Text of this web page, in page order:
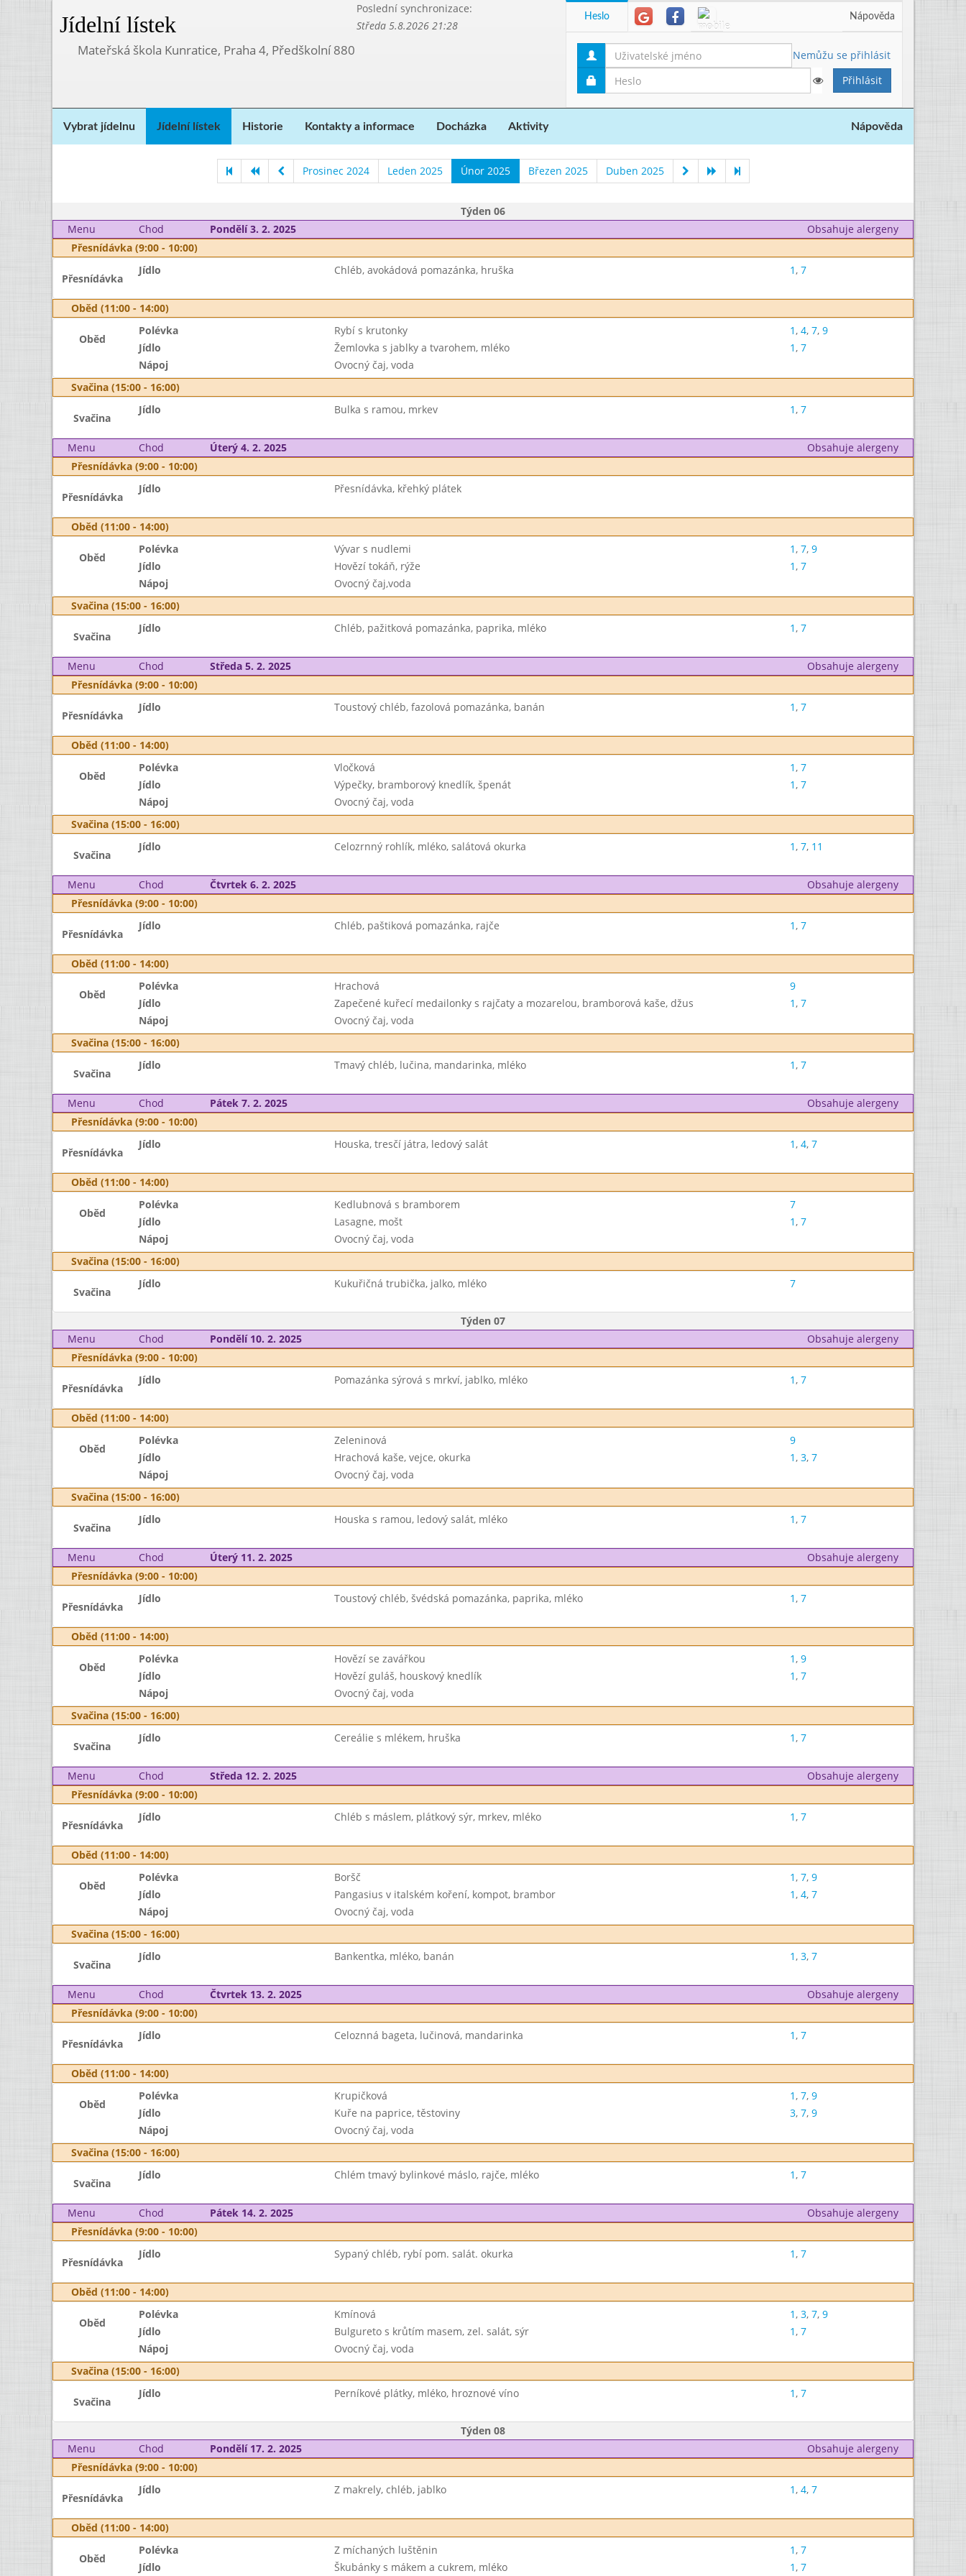
Jídelní lístek
Poslední synchronizace:
Středa 5.8.2026 21:28
Mateřská škola Kunratice, Praha 4, Předškolní 880
Heslo Nápověda
Nemůžu se přihlásit
Vybrat jídelnu Jídelní lístek Historie Kontakty a informace Docházka Aktivity Nápověda
Prosinec 2024 Leden 2025 Únor 2025 Březen 2025 Duben 2025
Týden 06
Menu
Chod Pondělí 3. 2. 2025
Obsahuje alergeny
Přesnídávka (9:00 - 10:00)
Přesnídávka
Jídlo Chléb, avokádová pomazánka, hruška 1, 7
Oběd (11:00 - 14:00)
Oběd
Polévka Rybí s krutonky 1, 4, 7, 9
Jídlo
Žemlovka s jablky a tvarohem, mléko 1, 7
Nápoj
Ovocný čaj, voda
Svačina (15:00 - 16:00)
Svačina
Jídlo Bulka s ramou, mrkev 1, 7
Menu Chod Úterý 4. 2. 2025
Obsahuje alergeny
Přesnídávka (9:00 - 10:00)
Přesnídávka
Jídlo Přesnídávka, křehký plátek
Oběd (11:00 - 14:00)
Oběd
Polévka Vývar s nudlemi 1, 7, 9
Jídlo
Hovězí tokáň, rýže 1, 7
Nápoj
Ovocný čaj,voda
Svačina (15:00 - 16:00)
Svačina
Jídlo Chléb, pažitková pomazánka, paprika, mléko 1, 7
Menu Chod Středa 5. 2. 2025
Obsahuje alergeny
Přesnídávka (9:00 - 10:00)
Přesnídávka
Jídlo Toustový chléb, fazolová pomazánka, banán 1, 7
Oběd (11:00 - 14:00)
Oběd
Polévka Vločková 1, 7
Jídlo
Výpečky, bramborový knedlík, špenát 1, 7
Nápoj
Ovocný čaj, voda
Svačina (15:00 - 16:00)
Svačina
Jídlo Celozrnný rohlík, mléko, salátová okurka 1, 7, 11
Menu Chod Čtvrtek 6. 2. 2025
Obsahuje alergeny
Přesnídávka (9:00 - 10:00)
Přesnídávka
Jídlo Chléb, paštiková pomazánka, rajče 1, 7
Oběd (11:00 - 14:00)
Oběd
Polévka Hrachová
9
Jídlo
Zapečené kuřecí medailonky s rajčaty a mozarelou, bramborová kaše, džus 1, 7
Nápoj
Ovocný čaj, voda
Svačina (15:00 - 16:00)
Svačina
Jídlo Tmavý chléb, lučina, mandarinka, mléko 1, 7
Menu Chod Pátek 7. 2. 2025
Obsahuje alergeny
Přesnídávka (9:00 - 10:00)
Přesnídávka
Jídlo Houska, tresčí játra, ledový salát 1, 4, 7
Oběd (11:00 - 14:00)
Oběd
Polévka Kedlubnová s bramborem
7
Jídlo
Lasagne, mošt 1, 7
Nápoj
Ovocný čaj, voda
Svačina (15:00 - 16:00)
Svačina
Jídlo Kukuřičná trubička, jalko, mléko 7
Týden 07
Menu
Chod Pondělí 10. 2. 2025
Obsahuje alergeny
Přesnídávka (9:00 - 10:00)
Přesnídávka
Jídlo Pomazánka sýrová s mrkví, jablko, mléko 1, 7
Oběd (11:00 - 14:00)
Oběd
Polévka Zeleninová
9
Jídlo
Hrachová kaše, vejce, okurka 1, 3, 7
Nápoj
Ovocný čaj, voda
Svačina (15:00 - 16:00)
Svačina
Jídlo Houska s ramou, ledový salát, mléko 1, 7
Menu Chod Úterý 11. 2. 2025
Obsahuje alergeny
Přesnídávka (9:00 - 10:00)
Přesnídávka
Jídlo Toustový chléb, švédská pomazánka, paprika, mléko 1, 7
Oběd (11:00 - 14:00)
Oběd
Polévka Hovězí se zavářkou 1, 9
Jídlo
Hovězí guláš, houskový knedlík 1, 7
Nápoj
Ovocný čaj, voda
Svačina (15:00 - 16:00)
Svačina
Jídlo Cereálie s mlékem, hruška 1, 7
Menu Chod Středa 12. 2. 2025
Obsahuje alergeny
Přesnídávka (9:00 - 10:00)
Přesnídávka
Jídlo Chléb s máslem, plátkový sýr, mrkev, mléko 1, 7
Oběd (11:00 - 14:00)
Oběd
Polévka Boršč 1, 7, 9
Jídlo
Pangasius v italském koření, kompot, brambor 1, 4, 7
Nápoj
Ovocný čaj, voda
Svačina (15:00 - 16:00)
Svačina
Jídlo Bankentka, mléko, banán 1, 3, 7
Menu Chod Čtvrtek 13. 2. 2025
Obsahuje alergeny
Přesnídávka (9:00 - 10:00)
Přesnídávka
Jídlo Celoznná bageta, lučinová, mandarinka 1, 7
Oběd (11:00 - 14:00)
Oběd
Polévka Krupičková 1, 7, 9
Jídlo
Kuře na paprice, těstoviny 3, 7, 9
Nápoj
Ovocný čaj, voda
Svačina (15:00 - 16:00)
Svačina
Jídlo Chlém tmavý bylinkové máslo, rajče, mléko 1, 7
Menu Chod Pátek 14. 2. 2025
Obsahuje alergeny
Přesnídávka (9:00 - 10:00)
Přesnídávka
Jídlo Sypaný chléb, rybí pom. salát. okurka 1, 7
Oběd (11:00 - 14:00)
Oběd
Polévka Kmínová 1, 3, 7, 9
Jídlo
Bulgureto s krůtím masem, zel. salát, sýr 1, 7
Nápoj
Ovocný čaj, voda
Svačina (15:00 - 16:00)
Svačina
Jídlo Perníkové plátky, mléko, hroznové víno 1, 7
Týden 08
Menu
Chod Pondělí 17. 2. 2025
Obsahuje alergeny
Přesnídávka (9:00 - 10:00)
Přesnídávka
Jídlo Z makrely, chléb, jablko 1, 4, 7
Oběd (11:00 - 14:00)
Oběd
Polévka Z míchaných luštěnin 1, 7
Jídlo
Škubánky s mákem a cukrem, mléko 1, 7